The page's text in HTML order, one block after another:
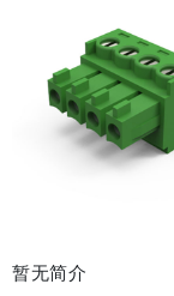
暂无简介